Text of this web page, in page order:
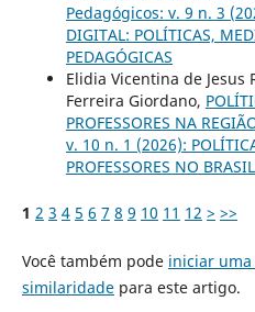
Pedagógicos: v. 9 n. 3
DIGITAL: POLÍTICAS,
PEDAGÓGICAS
Elidia Vicentina de Jesus
Ferreira Giordano,
PROFESSORES NA
v. 10 n. 1 (2026):
PROFESSORES NO
1 2 3 4 5 6 7 8 9 10 11 12 > >>
Você também pode iniciar
similaridadepara este artigo.